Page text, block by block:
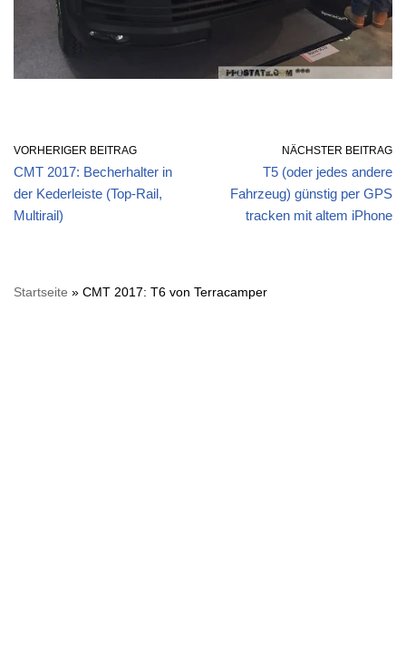
VORHERIGER BEITRAG
CMT 2017: Becherhalter in
der Kederleiste (Top-Rail,
Multirail)
NÄCHSTER BEITRAG
T5 (oder jedes andere
Fahrzeug) günstig per GPS
tracken mit altem iPhone
Startseite » CMT 2017: T6 von Terracamper